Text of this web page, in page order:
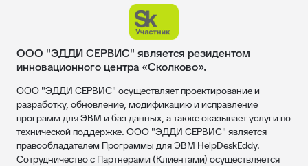
ООО "ЭДДИ СЕРВИС" является резидентом
инновационного центра «Сколково».
ООО "ЭДДИ СЕРВИС" осуществляет проектирование и
разработку, обновление, модификацию и исправление
программ для ЭВМ и баз данных, а также оказывает услуги по
технической поддержке. ООО "ЭДДИ СЕРВИС" является
правообладателем Программы для ЭВМ HelpDeskEddy.
Сотрудничество с Партнерами (Клиентами) осуществляется